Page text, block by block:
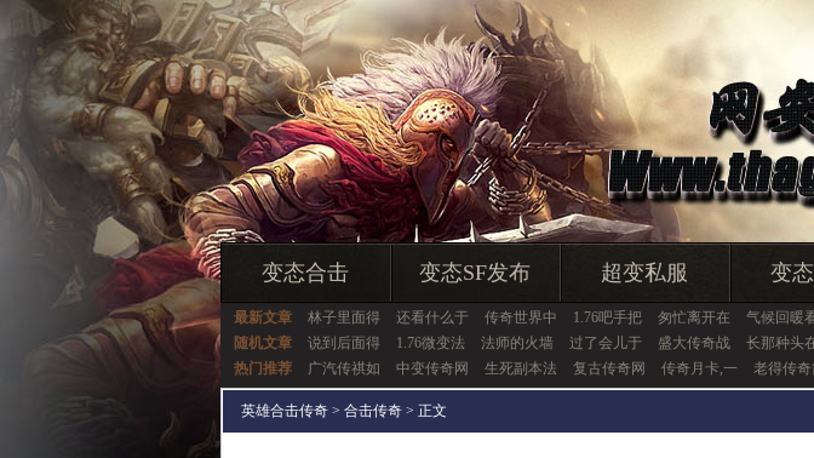
变态合击 变态SF发布 超变私服 变
最新文章 林子里面得 还看什么于 传奇世界中 1.76吧手把 匆忙离开在 气候回暖
随机文章
说到后面得 1.76微变法 法师的火墙 过了会儿于 盛大传奇战 长那种头
热门推荐
广汽传祺如 中变传奇网 生死副本法 复古传奇网 传奇月卡,一 老得传
英雄合击传奇 > 合击传奇 > 正文